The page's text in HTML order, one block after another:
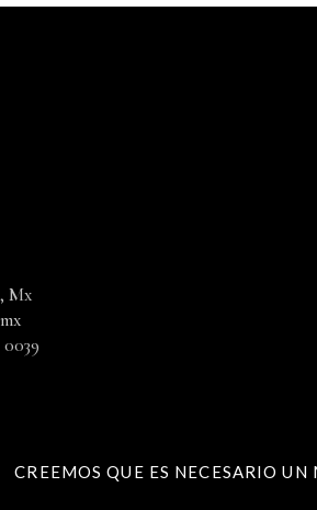
Mx
0039
CREEMOS QUE ES NECESARIO